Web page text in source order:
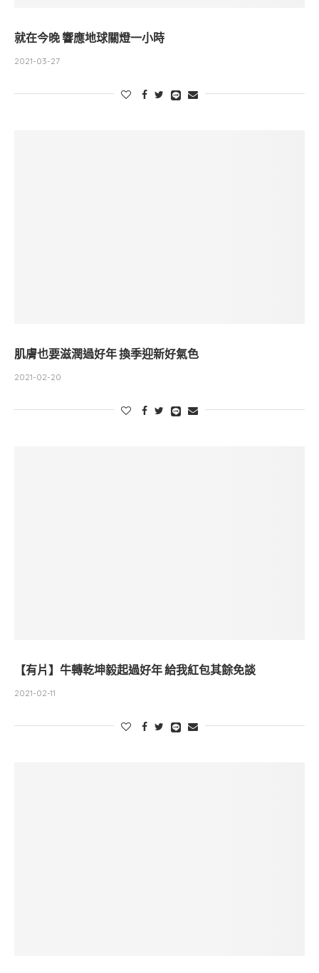
就在今晚 響應地球關燈一小時
2021-03-27
肌膚也要滋潤過好年 換季迎新好氣色
2021-02-20
【有片】牛轉乾坤毅起過好年 給我紅包其餘免談
2021-02-11